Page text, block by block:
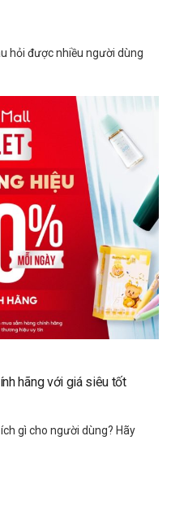
hỏi được nhiều người dùng
hãng với giá siêu tốt
gì cho người dùng? Hãy